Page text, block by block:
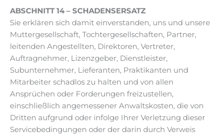
ABSCHNITT 14 – SCHADENSERSATZ
Sie erklären sich damit einverstanden, uns und unsere
Muttergesellschaft, Tochtergesellschaften, Partner,
leitenden Angestellten, Direktoren, Vertreter,
Auftragnehmer, Lizenzgeber, Dienstleister,
Subunternehmer, Lieferanten, Praktikanten und
Mitarbeiter schadlos zu halten und von allen
Ansprüchen oder Forderungen freizustellen,
einschließlich angemessener Anwaltskosten, die von
Dritten aufgrund oder infolge Ihrer Verletzung dieser
Servicebedingungen oder der darin durch Verweis